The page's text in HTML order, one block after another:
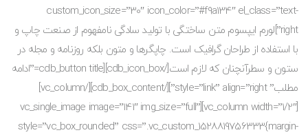
custom_icon_size=”30″ icon_color=”#f9a134″ el_class=”text-
right”]لورم ایپسوم متن ساختگی با تولید سادگی نامفهوم از صنعت چاپ و
با استفاده از طراحان گرافیک است. چاپگرها و متون بلکه روزنامه و مجله در
ستون و سطرآنچنان که لازم است[/cdb_icon_box][cdb_button title=”ادامه
مطلب” style=”link” align=”right”][/cdb_box_content][/vc_column]
[vc_column width=”1/2″][vc_single_image image=”141″ img_size=”full”
style=”vc_box_rounded” css=”.vc_custom_1528819756333{margin-